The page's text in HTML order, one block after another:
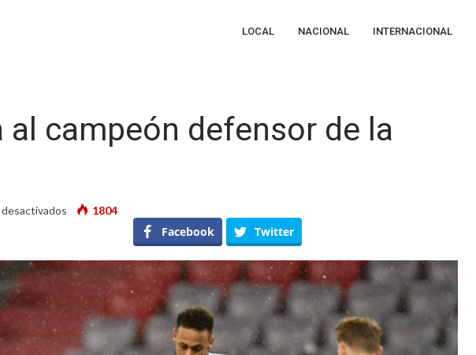
LOCAL NACIONAL INTERNACIONAL
al campeón defensor de la
en
pega
campeón
defensor
la
Champions
1804
Facebook Twitter